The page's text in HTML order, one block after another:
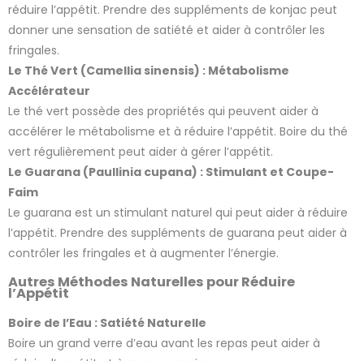
réduire l’appétit. Prendre des suppléments de konjac peut
donner une sensation de satiété et aider à contrôler les
fringales.
Le Thé Vert (Camellia sinensis) : Métabolisme
Accélérateur
Le thé vert possède des propriétés qui peuvent aider à
accélérer le métabolisme et à réduire l’appétit. Boire du thé
vert régulièrement peut aider à gérer l’appétit.
Le Guarana (Paullinia cupana) : Stimulant et Coupe-
Faim
Le guarana est un stimulant naturel qui peut aider à réduire
l’appétit. Prendre des suppléments de guarana peut aider à
contrôler les fringales et à augmenter l’énergie.
Autres Méthodes Naturelles pour Réduire
l’Appétit
Boire de l’Eau : Satiété Naturelle
Boire un grand verre d’eau avant les repas peut aider à